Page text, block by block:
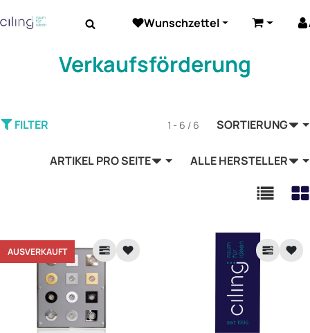
Akustik Beleuchtung Elektrozubehör
Wunschzettel Warenkorb
Verkaufsförderung
FILTER 1 - 6 / 6 SORTIERUNG
ARTIKEL PRO SEITE ALLE HERSTELLER
AUSVERKAUFT